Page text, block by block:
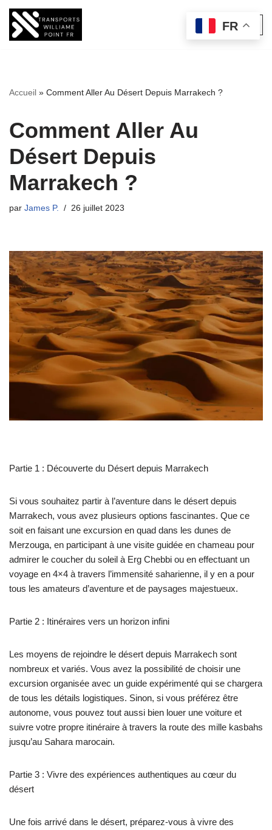
Aller
Accueil » Comment Aller Au Désert Depuis Marrakech ?
Comment Aller Au
Désert Depuis
Marrakech ?
par James P. 26 juillet 2023
Partie 1 : Découverte du Désert depuis Marrakech
Si vous souhaitez partir à l’aventure dans le désert depuis
Marrakech, vous avez plusieurs options fascinantes. Que ce
soit en faisant une excursion en quad dans les dunes de
Merzouga, en participant à une visite guidée en chameau pour
admirer le coucher du soleil à Erg Chebbi ou en effectuant un
voyage en 4×4 à travers l’immensité saharienne, il y en a pour
tous les amateurs d’aventure et de paysages majestueux.
Partie 2 : Itinéraires vers un horizon infini
Les moyens de rejoindre le désert depuis Marrakech sont
nombreux et variés. Vous avez la possibilité de choisir une
excursion organisée avec un guide expérimenté qui se chargera
de tous les détails logistiques. Sinon, si vous préférez être
autonome, vous pouvez tout aussi bien louer une voiture et
suivre votre propre itinéraire à travers la route des mille kasbahs
jusqu’au Sahara marocain.
Partie 3 : Vivre des expériences authentiques au cœur du
désert
Une fois arrivé dans le désert, préparez-vous à vivre des
FR